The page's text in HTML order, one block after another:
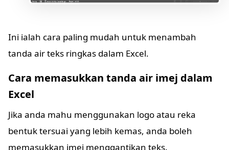
Ini ialah cara paling mudah untuk menambah
tanda air teks ringkas dalam Excel.
Cara memasukkan tanda air imej dalam
Excel
Jika anda mahu menggunakan logo atau reka
bentuk tersuai yang lebih kemas, anda boleh
memasukkan imej menggantikan teks.